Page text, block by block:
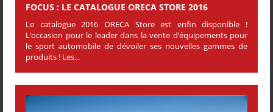
FOCUS : LE CATALOGUE ORECA STORE 2016
Le catalogue 2016 ORECA Store est enfin disponible !
L’occasion pour le leader dans la vente d’équipements pour
le sport automobile de dévoiler ses nouvelles gammes de
produits ! Les...